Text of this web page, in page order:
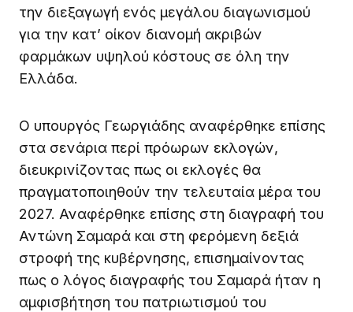
την διεξαγωγή ενός μεγάλου διαγωνισμού
για την κατ’ οίκον διανομή ακριβών
φαρμάκων υψηλού κόστους σε όλη την
Ελλάδα.
Ο υπουργός Γεωργιάδης αναφέρθηκε επίσης
στα σενάρια περί πρόωρων εκλογών,
διευκρινίζοντας πως οι εκλογές θα
πραγματοποιηθούν την τελευταία μέρα του
2027. Αναφέρθηκε επίσης στη διαγραφή του
Αντώνη Σαμαρά και στη φερόμενη δεξιά
στροφή της κυβέρνησης, επισημαίνοντας
πως ο λόγος διαγραφής του Σαμαρά ήταν η
αμφισβήτηση του πατριωτισμού του